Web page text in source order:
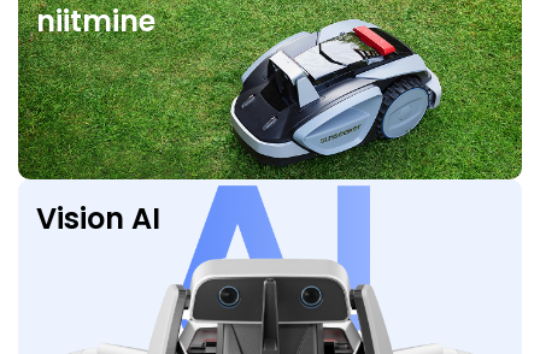
niitmine
Vision AI